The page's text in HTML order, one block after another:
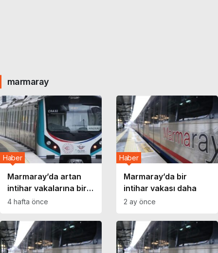
marmaray
Marmaray’da artan
intihar vakalarına bir
yenisi daha…
Haber
4 hafta önce
Marmaray’da bir
intihar vakası daha
Haber
2 ay önce